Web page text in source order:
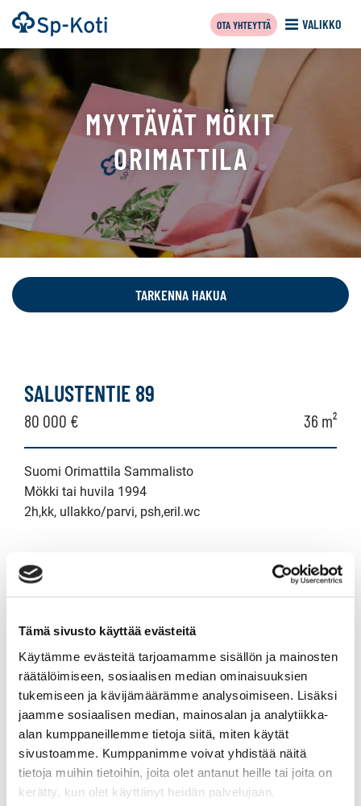
Tämä sivusto käyttää evästeitä
Käytämme evästeitä tarjoamamme sisällön ja mainosten
räätälöimiseen, sosiaalisen median ominaisuuksien
tukemiseen ja kävijämäärämme analysoimiseen. Lisäksi
jaamme sosiaalisen median, mainosalan ja analytiikka-
alan kumppaneillemme tietoja siitä, miten käytät
sivustoamme. Kumppanimme voivat yhdistää näitä
tietoja muihin tietoihin, joita olet antanut heille tai joita on
kerätty, kun olet käyttänyt heidän palvelujaan.
Siirry
sisältöön
Etusivu VALIKKO
OTA YHTEYTTÄ
MYYTÄVÄT MÖKIT
ORIMATTILA
Tällä
sivulla
mökki
tai
huvila,
lomahuoneisto,
lomaosake
TARKENNA HAKUA
SALUSTENTIE 89
80 000 € 36 m²
Suomi Orimattila Sammalisto
Mökki tai huvila 1994
2h,kk, ullakko/parvi, psh,eril.wc
LAANINTIE 16
Suomi Orimattila Artjärvi
Mökki tai huvila 1912
Tupak,3h,aula,vh,kuisti
KANTTORINTIE 9